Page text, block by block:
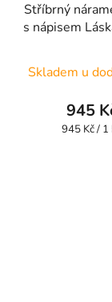
Stříbrný
s nápisem
Skladem u
945
Měrná
945 Kč / 1